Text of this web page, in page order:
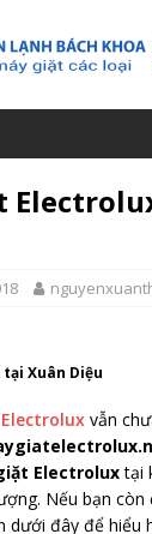
Xuân Diệu
vẫn
Electroluxtại
Nếu bạn còn
dưới đây để hiểu